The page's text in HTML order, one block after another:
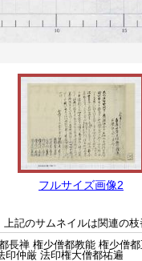
フルサイズ画像2
上記のサムネイルは関連の
長禅 権少僧都教能 権少僧
印仲厳 法印権大僧都祐遍